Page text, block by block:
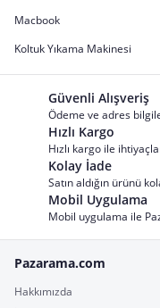
Macbook
Koltuk Yıkama Makinesi
Güvenli Alışveriş
Ödeme ve adres
Hızlı Kargo
Hızlı kargo ile
Kolay İade
Satın aldığın ürünü
Mobil Uygulama
Mobil uygulama ile
Pazarama.com
Hakkımızda